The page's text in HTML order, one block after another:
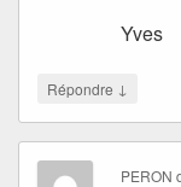
Yves
Répondre ↓
PERON